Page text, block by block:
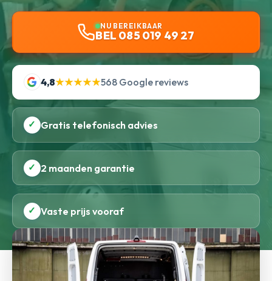
NU BEREIKBAAR
BEL 085 019 49 27
4,8★★★★★568 Google reviews
✓ Gratis telefonisch advies
✓ 2 maanden garantie
✓ Vaste prijs vooraf